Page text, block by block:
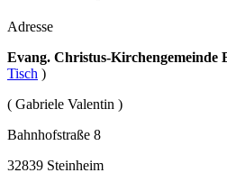
Adresse
Evang. Christus-Kirchengemeinde
Tisch )
( Gabriele Valentin )
Bahnhofstraße 8
32839 Steinheim